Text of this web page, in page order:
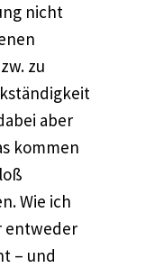
nicht
zu
aber
kommen
Wie ich
entweder
– und